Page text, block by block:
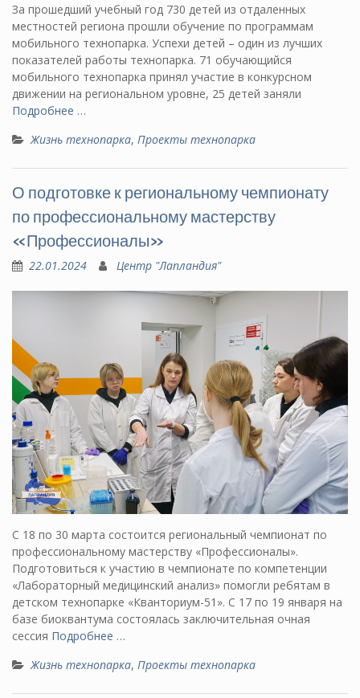
За прошедший учебный год 730 детей из отдаленных
местностей региона прошли обучение по программам
мобильного технопарка. Успехи детей – один из лучших
показателей работы технопарка. 71 обучающийся
мобильного технопарка принял участие в конкурсном
движении на региональном уровне, 25 детей заняли
Подробнее …
Жизнь технопарка, Проекты технопарка
О подготовке к региональному чемпионату
по профессиональному мастерству
«Профессионалы»
22.01.2024 Центр "Лапландия"
С 18 по 30 марта состоится региональный чемпионат по
профессиональному мастерству «Профессионалы».
Подготовиться к участию в чемпионате по компетенции
«Лабораторный медицинский анализ» помогли ребятам в
детском технопарке «Кванториум-51». С 17 по 19 января на
базе биоквантума состоялась заключительная очная
сессия Подробнее …
Жизнь технопарка, Проекты технопарка